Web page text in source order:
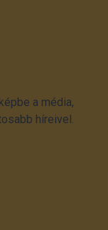
a média,
híreivel.